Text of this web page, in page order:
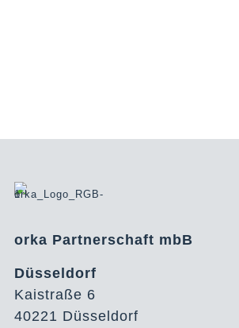
orka Partnerschaft mbB
Düsseldorf
Kaistraße 6
40221 Düsseldorf